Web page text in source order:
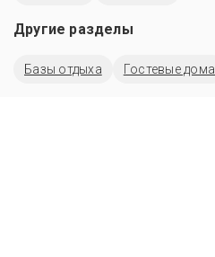
Другие разделы
Базы отдыха Гостевые дома